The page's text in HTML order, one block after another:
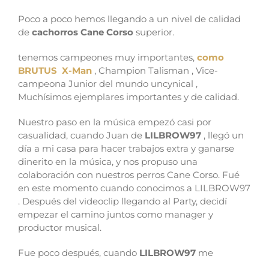
Poco a poco hemos llegando a un nivel de calidad
de cachorros Cane Corso superior.
tenemos campeones muy importantes, como
BRUTUS X-Man , Champion Talisman , Vice-
campeona Junior del mundo uncynical ,
Muchísimos ejemplares importantes y de calidad.
Nuestro paso en la música empezó casi por
casualidad, cuando Juan de LILBROW97 , llegó un
día a mi casa para hacer trabajos extra y ganarse
dinerito en la música, y nos propuso una
colaboración con nuestros perros Cane Corso. Fué
en este momento cuando conocimos a LILBROW97
. Después del videoclip llegando al Party, decidí
empezar el camino juntos como manager y
productor musical.
Fue poco después, cuando LILBROW97 me